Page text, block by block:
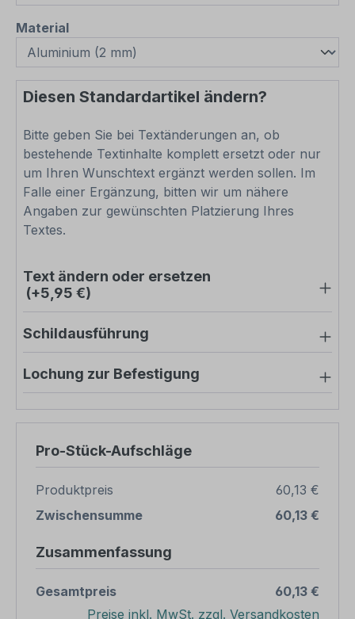
Materialauswählen
Diesen Standardartikel ändern?
Bitte geben Sie bei Textänderungen an, ob
bestehende Textinhalte komplett ersetzt oder nur
um Ihren Wunschtext ergänzt werden sollen. Im
Falle einer Ergänzung, bitten wir um nähere
Angaben zur gewünschten Platzierung Ihres
Textes.
Text ändern oder ersetzen
(+5,95 €)
Schildausführung
Lochung zur Befestigung
Pro-Stück-Aufschläge
Produktpreis
60,13 €
Zwischensumme
60,13 €
Zusammenfassung
Gesamtpreis
60,13 €
Preise inkl. MwSt. zzgl. Versandkosten